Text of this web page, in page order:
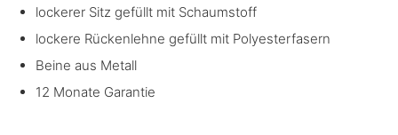
lockerer Sitz gefüllt mit Schaumstoff
lockere Rückenlehne gefüllt mit Polyesterfasern
Beine aus Metall
12 Monate Garantie